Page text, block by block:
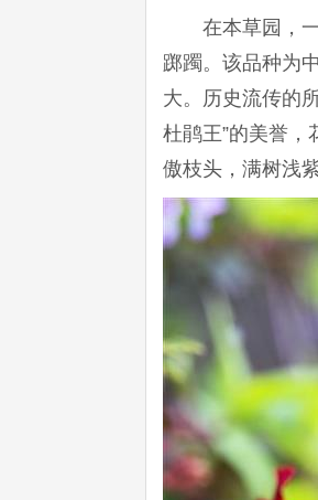
在本草园，
踯躅。该品种为
大。历史流传的
杜鹃王”的美誉，
傲枝头，满树浅